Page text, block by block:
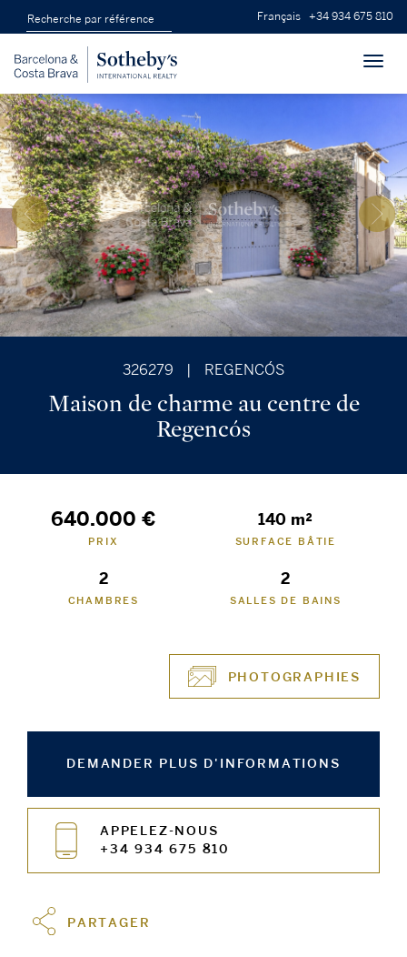
Français +34 934 675 810
326279 REGENCÓS
Maison de charme au centre de
Regencós
640.000 €
PRIX
140 m²
SURFACE BÂTIE
2
CHAMBRES
2
SALLES DE BAINS
PHOTOGRAPHIES
DEMANDER PLUS D'INFORMATIONS
APPELEZ-NOUS
+34 934 675 810
PARTAGER